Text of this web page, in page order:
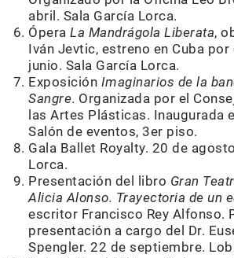
abril. Sala García Lorca.
Ópera La Mandrágola Liberata,
Iván Jevtic, estreno en Cuba por
junio. Sala García Lorca.
Exposición Imaginarios de la
Sangre. Organizada por el
las Artes Plásticas. Inaugurada
Salón de eventos, 3er piso.
Gala Ballet Royalty. 20 de
Lorca.
Presentación del libro Gran
Alicia Alonso. Trayectoria de un
escritor Francisco Rey Alfonso.
presentación a cargo del Dr.
Spengler. 22 de septiembre.